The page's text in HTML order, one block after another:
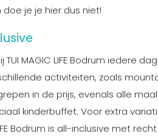
doe je je hier dus niet!
TUI MAGIC LIFE Bodrum iedere
activiteiten, zoals
in de prijs, evenals alle
kinderbuffet. Voor extra
Bodrum is all-inclusive met